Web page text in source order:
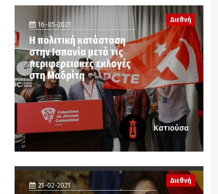
16-05-2021
Η πολιτική κατάσταση
στην Ισπανία μετά τις
περιφερειακές εκλογές
στη Μαδρίτη
Διεθνή
Κατιούσα
Διεθνή
21-02-2021